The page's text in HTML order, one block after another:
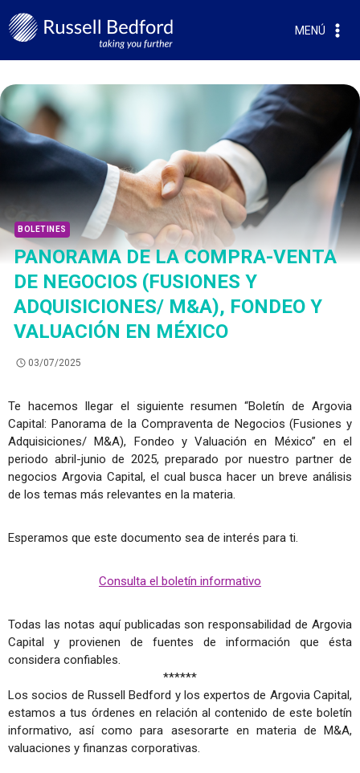
MENÚ
BOLETINES
PANORAMA DE LA COMPRA-VENTA
DE NEGOCIOS (FUSIONES Y
ADQUISICIONES/ M&A), FONDEO Y
VALUACIÓN EN MÉXICO
03/07/2025
Te hacemos llegar el siguiente resumen “Boletín de Argovia
Capital: Panorama de la Compraventa de Negocios (Fusiones y
Adquisiciones/ M&A), Fondeo y Valuación en México” en el
periodo abril-junio de 2025, preparado por nuestro partner de
negocios Argovia Capital, el cual busca hacer un breve análisis
de los temas más relevantes en la materia.
Esperamos que este documento sea de interés para ti.
Consulta el boletín informativo
Todas las notas aquí publicadas son responsabilidad de Argovia
Capital y provienen de fuentes de información que ésta
considera confiables.
******
Los socios de Russell Bedford y los expertos de Argovia Capital,
estamos a tus órdenes en relación al contenido de este boletín
informativo, así como para asesorarte en materia de M&A,
valuaciones y finanzas corporativas.